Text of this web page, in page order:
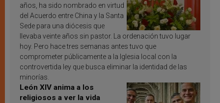
años, ha sido nombrado en virtud
del Acuerdo entre China y la Santa
Sede para una diócesis que
llevaba veinte años sin pastor. La ordenación tuvo lugar
hoy. Pero hace tres semanas antes tuvo que
comprometer públicamente a la Iglesia local con la
controvertida ley que busca eliminar la identidad de las
minorías.
León XIV anima a los
religiosos a ver la vida